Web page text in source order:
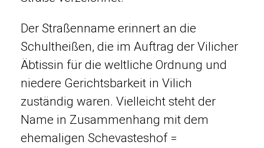
Der Straßenname erinnert an die
Schultheißen, die im Auftrag der Vilicher
Äbtissin für die weltliche Ordnung und
niedere Gerichtsbarkeit in Vilich
zuständig waren. Vielleicht steht der
Name in Zusammenhang mit dem
ehemaligen Schevasteshof =